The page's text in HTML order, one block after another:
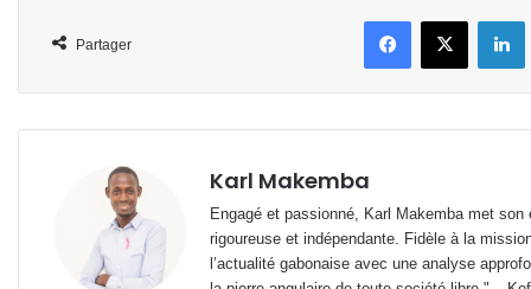
Partager
FacebookX
Karl Makemba
Engagé et passionné, Karl Makemba met
rigoureuse et indépendante. Fidèle à la
l’actualité gabonaise avec une analyse